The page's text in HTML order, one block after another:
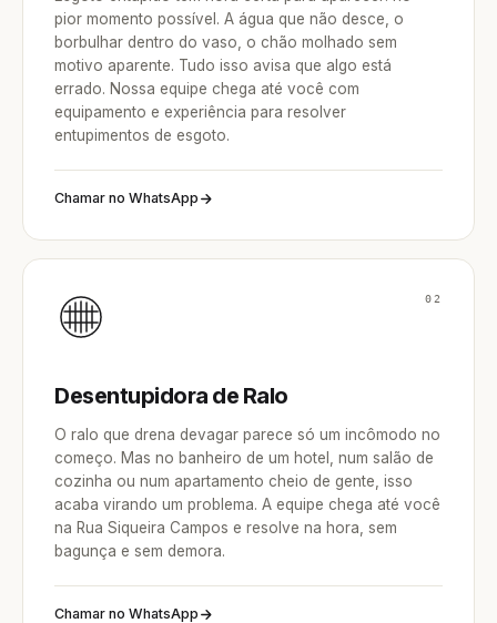
pior momento possível. A água que não desce, o
borbulhar dentro do vaso, o chão molhado sem
motivo aparente. Tudo isso avisa que algo está
errado. Nossa equipe chega até você com
equipamento e experiência para resolver
entupimentos de esgoto.
Chamar no WhatsApp
02
Desentupidora de Ralo
O ralo que drena devagar parece só um incômodo no
começo. Mas no banheiro de um hotel, num salão de
cozinha ou num apartamento cheio de gente, isso
acaba virando um problema. A equipe chega até você
na Rua Siqueira Campos e resolve na hora, sem
bagunça e sem demora.
Chamar no WhatsApp